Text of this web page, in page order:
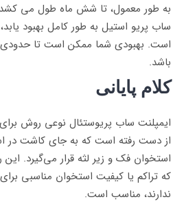
به طور معمول، تا شش ماه طول می
ساب پریو استیل به طور کامل بهبود
است. بهبودی شما ممکن است تا حدودی
باشد.
کلام پایانی
ایمپلنت ساب پریوستئال نوعی روش
از دست رفته است که به جای کاشت در
استخوان فک و زیر لثه قرار می‌گیرد. این
که تراکم یا کیفیت استخوان مناسبی
ندارند، مناسب است.